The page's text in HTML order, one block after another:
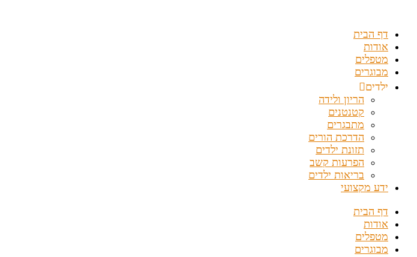
דף הבית
אודות
מטפלים
מבוגרים
ילדים
הריון ולידה
קטנטנים
מתבגרים
הדרכת הורים
תזונת ילדים
הפרעות קשב
בריאות ילדים
ידע מקצועי
דף הבית
אודות
מטפלים
מבוגרים